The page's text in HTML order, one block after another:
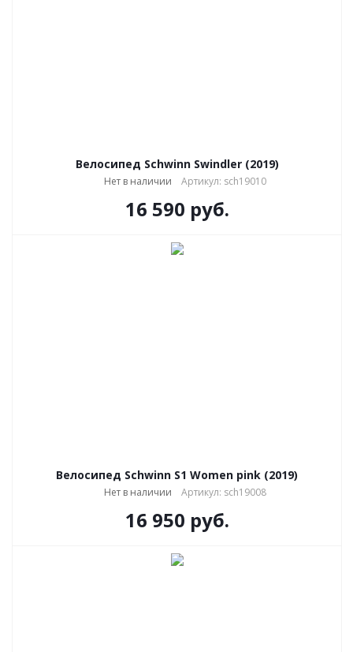
Велосипед Schwinn Swindler (2019)
Нет в наличии Артикул: sch19010
16 590 руб.
Велосипед Schwinn S1 Women pink (2019)
Нет в наличии Артикул: sch19008
16 950 руб.